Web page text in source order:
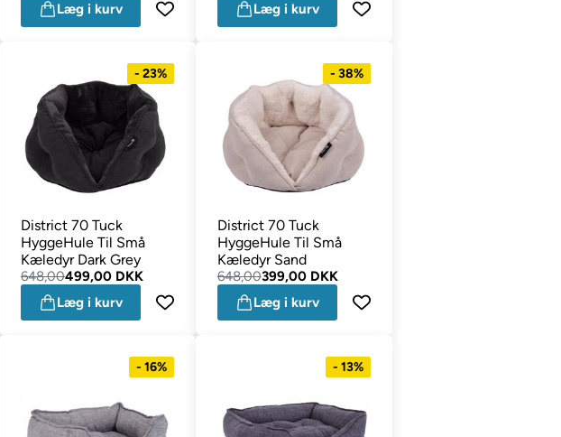
Læg i kurv
Læg i kurv
- 23%
District 70 Tuck
HyggeHule Til Små
Kæledyr Dark Grey
648,00499,00 DKK
Læg i kurv
- 38%
District 70 Tuck
HyggeHule Til Små
Kæledyr Sand
648,00399,00 DKK
Læg i kurv
- 16% - 13%